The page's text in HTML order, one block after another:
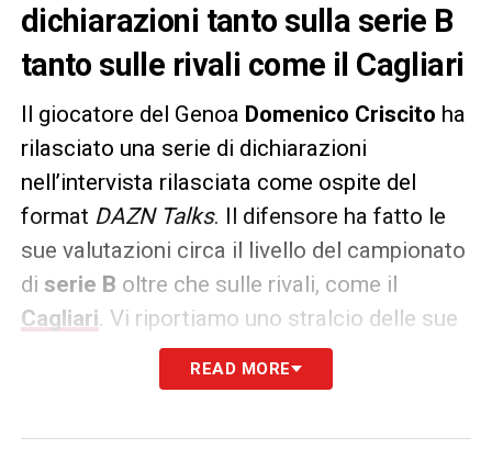
dichiarazioni tanto sulla serie B
tanto sulle rivali come il Cagliari
Il giocatore del Genoa Domenico Criscito ha
rilasciato una serie di dichiarazioni
nell’intervista rilasciata come ospite del
format DAZN Talks. Il difensore ha fatto le
sue valutazioni circa il livello del campionato
di serie B oltre che sulle rivali, come il
Cagliari. Vi riportiamo uno stralcio delle sue
calciatori. Il Cagliari ha Pavoletti, Lapadula, il
READ MORE